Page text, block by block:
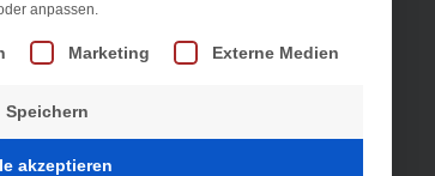
anpassen.
Gruppen, für die eine Einwilligung erteilt
Marketing Externe Medien
Speichern
akzeptieren